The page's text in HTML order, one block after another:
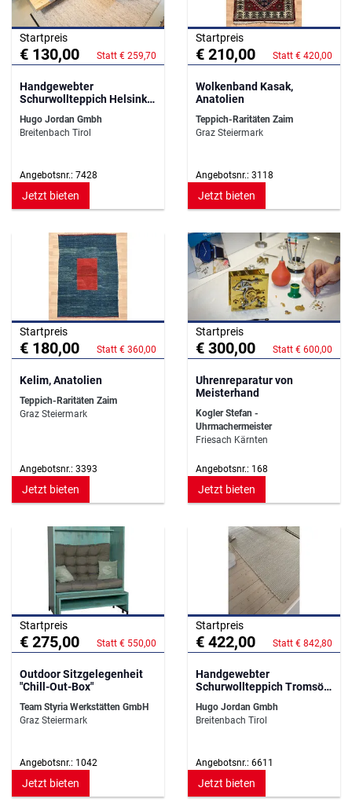
Startpreis
€ 130,00 Statt € 259,70
Handgewebter
Schurwollteppich Helsinki -
Hugo Jordan Gmbh
Breitenbach Tirol
Angebotsnr.: 7428
Jetzt bieten
Startpreis
€ 210,00 Statt € 420,00
Wolkenband Kasak,
Anatolien
Teppich-Raritäten Zaim
Graz Steiermark
Angebotsnr.: 3118
Jetzt bieten
Startpreis
€ 180,00 Statt € 360,00
Kelim, Anatolien
Teppich-Raritäten Zaim
Graz Steiermark
Angebotsnr.: 3393
Jetzt bieten
Startpreis
€ 300,00 Statt € 600,00
Uhrenreparatur von
Meisterhand
Kogler Stefan -
Uhrmachermeister
Friesach Kärnten
Angebotsnr.: 168
Jetzt bieten
Startpreis
€ 275,00 Statt € 550,00
Outdoor Sitzgelegenheit
"Chill-Out-Box"
Team Styria Werkstätten GmbH
Graz Steiermark
Angebotsnr.: 1042
Jetzt bieten
Startpreis
€ 422,00 Statt € 842,80
Handgewebter
Schurwollteppich Tromsö -
Wollweiß
Hugo Jordan Gmbh
Breitenbach Tirol
Angebotsnr.: 6611
Jetzt bieten